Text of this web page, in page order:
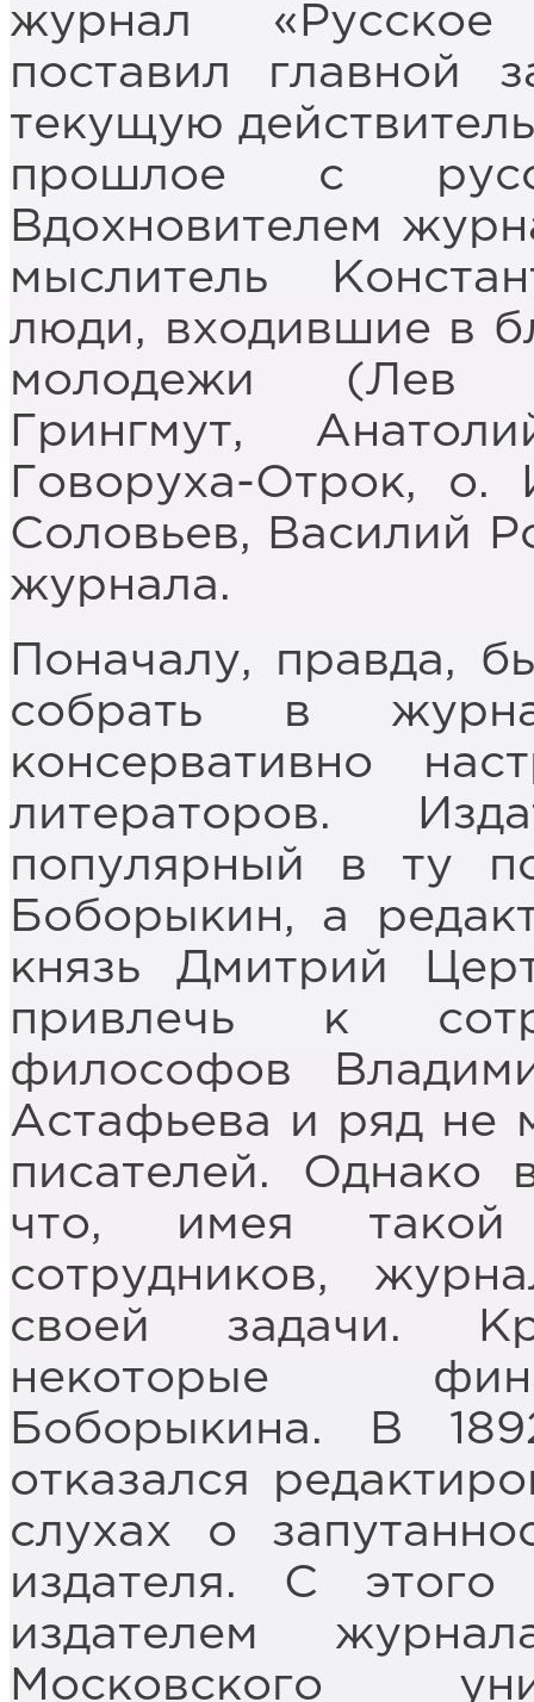
журнал
поставил главной
текущую
прошлое с
Вдохновителем
мыслитель
люди, входившие в
молодежи (Лев
Грингмут,
Говоруха-Отрок,
Соловьев, Василий
журнала.
Поначалу, правда,
собрать в
консервативно
литераторов.
популярный в ту
Боборыкин, а
князь Дмитрий
привлечь к
философов
Астафьева и ряд не
писателей. Однако
что, имея такой
сотрудников,
своей задачи.
некоторые
Боборыкина. В
отказался
слухах о
издателя. С
издателем
Московского